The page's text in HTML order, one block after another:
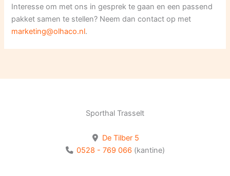
Interesse om met ons in gesprek te gaan en een passend
pakket samen te stellen? Neem dan contact op met
marketing@olhaco.nl.
Sporthal Trasselt
De Tilber 5
0528 - 769 066 (kantine)